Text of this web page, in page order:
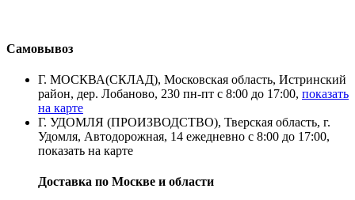
Самовывоз
Г. МОСКВА(СКЛАД), Московская область, Истринский
район, дер. Лобаново, 230 пн-пт с 8:00 до 17:00, показать
на карте
Г. УДОМЛЯ (ПРОИЗВОДСТВО), Тверская область, г.
Удомля, Автодорожная, 14 ежедневно с 8:00 до 17:00,
показать на карте
Доставка по Москве и области